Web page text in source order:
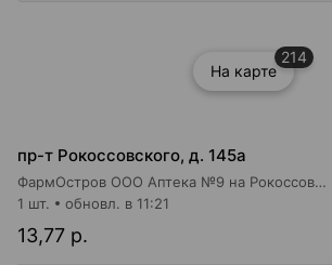
На карте
214
пр-т Рокоссовского, д. 145а
ФармОстров ООО Аптека №9 на Рокоссовского
13,77 р.
1 шт. обновл. в 11:21